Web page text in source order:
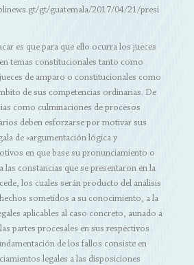
gt/guatemala/2017/04/21/presi
es que para que ello ocurra los jueces
temas constitucionales tanto como
de amparo o constitucionales como
de sus competencias ordinarias. De
como culminaciones de procesos
deben esforzarse por motivar sus
de «argumentación lógica y
en que base su pronunciamiento o
las constancias que se presentaron en la
los cuales serán producto del análisis
sometidos a su conocimiento, a la
aplicables al caso concreto, aunado a
partes procesales en sus respectivos
de los fallos consiste en
legales a las disposiciones